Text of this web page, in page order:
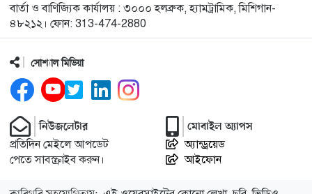
মুনা দাওয়াহ কনফারেন্স ২০২৬ সম্পর্কে প্রেস ব্রিফিং
১৫
শেখ হাসিনার সঙ্গে সংবাদ সম্মেলনে থাকছেন সাকিব আল
হাসান
১৬
যুক্তরাষ্ট্রকে ছাড়ে বাধ্য করতে কোন কৌশলে ওয়াশিংটনের ওপর
চাপ বাড়াচ্ছে ইরান
১৭
১৮
বার্তা ও বাণিজ্যিক কার্যালয় : ৩০০০ হলব্রুক, হ্যামট্রামিক, মিশিগান-
৪৮২১২। ফোন: 313-474-2880
সোশ্যাল মিডিয়া
নিউজলেটার
প্রতিদিন মেইলে আপডেট
পেতে সাবস্ক্রাইব করুন।
মোবাইল অ্যাপস
অ্যান্ড্রয়েড
আইফোন